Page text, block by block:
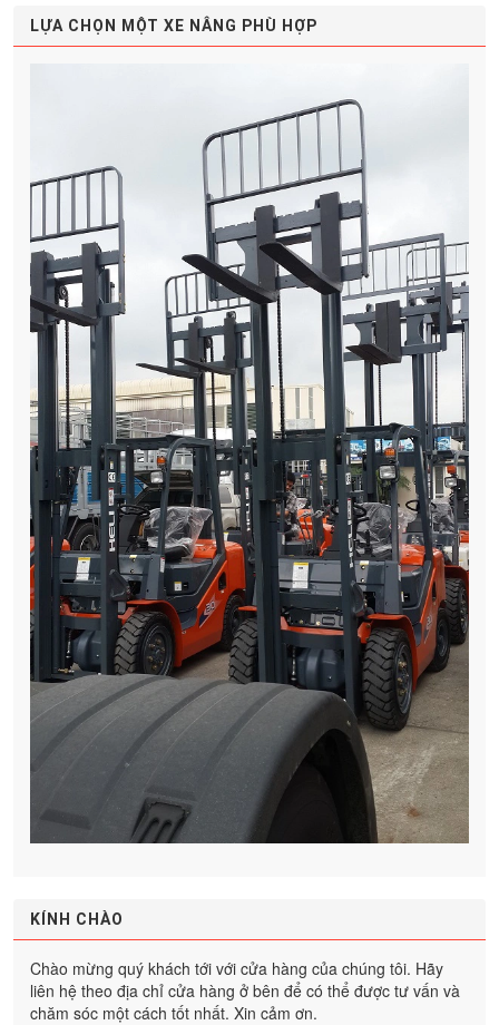
LỰA CHỌN MỘT XE NÂNG PHÙ HỢP
KÍNH CHÀO
Chào mừng quý khách tới với cửa hàng của chúng tôi. Hãy
liên hệ theo địa chỉ cửa hàng ở bên để có thể được tư vấn và
chăm sóc một cách tốt nhất. Xin cảm ơn.